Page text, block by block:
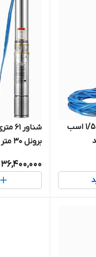
شناور ۱۰۴ متری ۱/۴_۱ اینچ ۱/۵ اسب
اسب تک فاز ( ۶۰
36,400,000